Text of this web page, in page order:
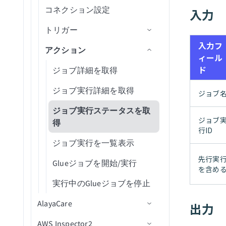
Microsoft Word
Namely End User
Namely Workforce Intelligence
Notion Databases
Notionページ
Oktaエンドユーザー
OneDrive
Outlook Calendar
データエンリッチメント
Greenhouseを設定
HubSpotを設定
Intercomを設定
Jiraを設定
Marketoを設定
NetSuite2を設定
Oracleを設定
Oracle Fusion Cloudを設定
Outreachを設定
Salesforceを設定
構成
URLパラメータでフォームに
事前入力
公開送信フォーム
レシピデータソースを使用す
るドロップダウン
レシピデータソースを使用す
るテーブル
ドロップダウン値の変更
タスクを完了
データをテーブルに保存
新しいコンポーネントイベ
ント
新規コンポーネントイベン
ト(ドロップダウン)
新しいコンポーネントイベ
ト）
新規リクエスト
新規/更新済みリクエスト
更
リクエストを作成
タスクをユーザーに割り当
て
ワークフロータスクをプロ
グラムで完了
リクエストを削除
アクティビティ履歴を取得
（batch）
グループを追加
エントリを削除
ユーザーアカウントを無効
グループからユーザーを削
除
エントリ名を変更
定
エントリを更新
テキストを要約
テキストを翻訳
レコードの削除
レコードを取得
レコードを一覧表示
レコードの検索
レコードの更新
新規ファイル
新規ファイルスライス
ファイルをアップロード
（ストリーミング）
ファイルをダウンロード
ファイルを一覧表示
ファイルを削除
バケットの作成
オブジェクトの作成
オブジェクトの削除
オブジェクトを取得
オブジェクトを一覧表示
一括メールを送信
メールを送信
オブジェクトの更新
トリガー
新規メッセージ
アクション
メッセージを公開
コネクション設定
トリガー
新規メッセージ
アクション
メッセージを送信
メッセージを送信（バッ
チ）
メッセージを受信
メッセージを削除
トラブルシューティング
ランタイムのトラブルシュ
ーティング
Analytics Cloud（Wave
コネクション設定
ダンプファイルをダウンロ
ード
ファイルをダウンロード
を実行
データインポートバッチを
実行
削除バッチを実行
Apache Kafka
トリガー
新規メッセージ
新規メッセージ（バッチ）
アクション
メッセージを公開
メッセージを公開（バッ
コネクション設定
トリガー
新規イベント
新規/更新済みタスク
アクション
セクションにタスクを追加
サブタスクを作成
タグを作成
タスクを作成
AWS Lambda
コネクション設定
出力スキーマ定義
JSON出力定義
プリミティブ出力
Azure Blob Storage
コネクション設定
トリガー
新規Blob(リアルタイム)
New event（リアルタイム）
アクション
コンテナーを作成
Blobコンテンツをダウンロ
Azure Monitor
コネクション設定
アクション
カスタムログを挿入
カスタムログを送信
Azure OpenAI
コネクション設定
アクション
テキストプロンプトを完了
BambooHR
コネクション設定
トリガー
BILL
コネクション設定
BIM 360
ストを送信
HTTPエラー処理
HTTPに関するFAQ
トラブルシューティング
HTTP SSL証明書の検証失敗
Microsoft Graph APIが1時間
後に切断される
レコードの作成
レコードの削除
操作の実行
IDによるレコード詳細の取
レコードの検索
レコードの更新
新規/更新済みレコード
新規/更新済みレコードバッ
アクション
レコードの作成
カスタムアクション
レコードの削除
操作の実行
IDによるレコード詳細の取
得
レコードの検索
レコードの更新
カスタムコネクターを作成
ユーザーインターフェースを
カスタマイズ
コネクションフィールドリフ
ァレンス
OpenAPI FAQ
アクション
操作の実行
カスタムOAuthクライアント
レコードの検索
IDによるレコード詳細の取
ョン
融資分析開始アクション
レコードの削除
操作の実行
IDによるレコード詳細の取
レコードの更新
グループにメンバーを追加
IDによるレコード詳細の取
除
レコードの検索
ドキュメントを分類
レコードの作成
レコード詳細を取得
ドキュメント分類ジョブを
コネクション設定
トリガー
S3内の新規ファイル
新規/更新済みジョブ実行
アクション
ジョブ詳細を取得
ジョブ実行詳細を取得
ジョブ実行ステータスを取
得
ジョブ実行を一覧表示
Glueジョブを開始/実行
実行中のGlueジョブを停止
AlayaCare
前提条件
AWS Inspector2
入力
入力フ
ィール
ド
ジョブ名
ジョブ
行ID
先行実
を含める
出力